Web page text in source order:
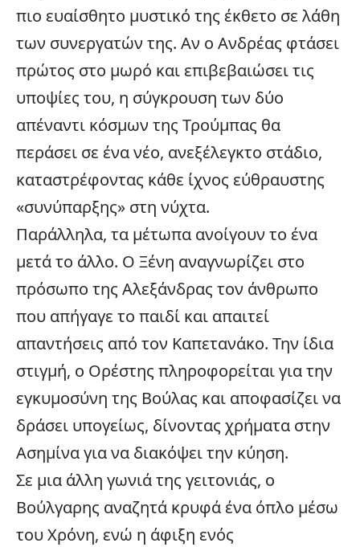
πιο ευαίσθητο μυστικό της έκθετο σε λάθη
των συνεργατών της. Αν ο Ανδρέας φτάσει
πρώτος στο μωρό και επιβεβαιώσει τις
υποψίες του, η σύγκρουση των δύο
απέναντι κόσμων της Τρούμπας θα
περάσει σε ένα νέο, ανεξέλεγκτο στάδιο,
καταστρέφοντας κάθε ίχνος εύθραυστης
«συνύπαρξης» στη νύχτα.
Παράλληλα, τα μέτωπα ανοίγουν το ένα
μετά το άλλο. Ο Ξένη αναγνωρίζει στο
πρόσωπο της Αλεξάνδρας τον άνθρωπο
που απήγαγε το παιδί και απαιτεί
απαντήσεις από τον Καπετανάκο. Την ίδια
στιγμή, ο Ορέστης πληροφορείται για την
εγκυμοσύνη της Βούλας και αποφασίζει να
δράσει υπογείως, δίνοντας χρήματα στην
Ασημίνα για να διακόψει την κύηση.
Σε μια άλλη γωνιά της γειτονιάς, ο
Βούλγαρης αναζητά κρυφά ένα όπλο μέσω
του Χρόνη, ενώ η άφιξη ενός